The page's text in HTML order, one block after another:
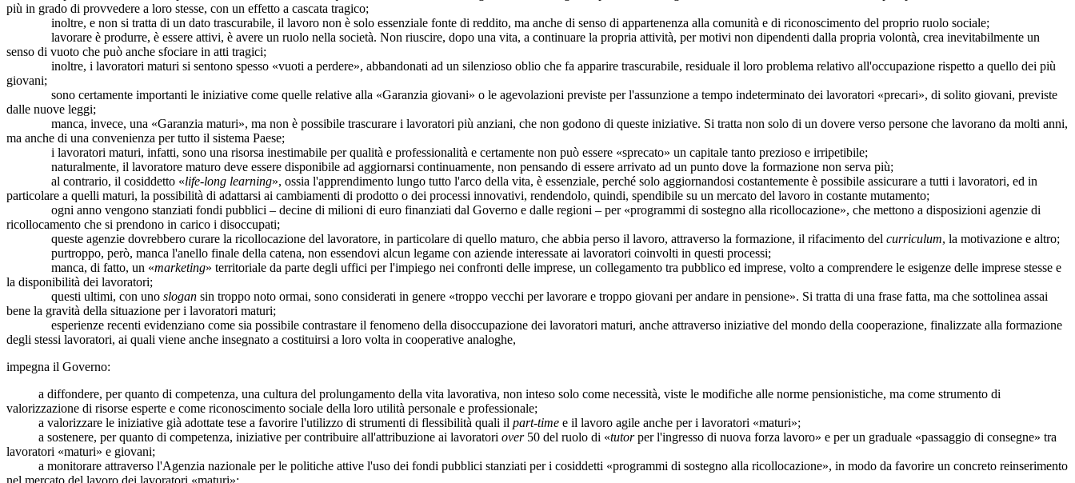
più in grado di provvedere a loro stesse, con un effetto a cascata tragico;
inoltre, e non si tratta di un dato trascurabile, il lavoro non è solo essenziale fonte di reddito, ma anche di senso di appartenenza alla comunità e di riconoscimento del proprio ruolo sociale;
lavorare è produrre, è essere attivi, è avere un ruolo nella società. Non riuscire, dopo una vita, a continuare la propria attività, per motivi non dipendenti dalla propria volontà, crea inevitabilmente un
senso di vuoto che può anche sfociare in atti tragici;
inoltre, i lavoratori maturi si sentono spesso «vuoti a perdere», abbandonati ad un silenzioso oblio che fa apparire trascurabile, residuale il loro problema relativo all'occupazione rispetto a quello dei più
giovani;
sono certamente importanti le iniziative come quelle relative alla «Garanzia giovani» o le agevolazioni previste per l'assunzione a tempo indeterminato dei lavoratori «precari», di solito giovani, previste
dalle nuove leggi;
manca, invece, una «Garanzia maturi», ma non è possibile trascurare i lavoratori più anziani, che non godono di queste iniziative. Si tratta non solo di un dovere verso persone che lavorano da molti anni,
ma anche di una convenienza per tutto il sistema Paese;
i lavoratori maturi, infatti, sono una risorsa inestimabile per qualità e professionalità e certamente non può essere «sprecato» un capitale tanto prezioso e irripetibile;
naturalmente, il lavoratore maturo deve essere disponibile ad aggiornarsi continuamente, non pensando di essere arrivato ad un punto dove la formazione non serva più;
al contrario, il cosiddetto «life-long learning», ossia l'apprendimento lungo tutto l'arco della vita, è essenziale, perché solo aggiornandosi costantemente è possibile assicurare a tutti i lavoratori, ed in
particolare a quelli maturi, la possibilità di adattarsi ai cambiamenti di prodotto o dei processi innovativi, rendendolo, quindi, spendibile su un mercato del lavoro in costante mutamento;
ogni anno vengono stanziati fondi pubblici – decine di milioni di euro finanziati dal Governo e dalle regioni – per «programmi di sostegno alla ricollocazione», che mettono a disposizioni agenzie di
ricollocamento che si prendono in carico i disoccupati;
queste agenzie dovrebbero curare la ricollocazione del lavoratore, in particolare di quello maturo, che abbia perso il lavoro, attraverso la formazione, il rifacimento del curriculum, la motivazione e altro;
purtroppo, però, manca l'anello finale della catena, non essendovi alcun legame con aziende interessate ai lavoratori coinvolti in questi processi;
manca, di fatto, un «marketing» territoriale da parte degli uffici per l'impiego nei confronti delle imprese, un collegamento tra pubblico ed imprese, volto a comprendere le esigenze delle imprese stesse e
la disponibilità dei lavoratori;
questi ultimi, con uno slogan sin troppo noto ormai, sono considerati in genere «troppo vecchi per lavorare e troppo giovani per andare in pensione». Si tratta di una frase fatta, ma che sottolinea assai
bene la gravità della situazione per i lavoratori maturi;
esperienze recenti evidenziano come sia possibile contrastare il fenomeno della disoccupazione dei lavoratori maturi, anche attraverso iniziative del mondo della cooperazione, finalizzate alla formazione
degli stessi lavoratori, ai quali viene anche insegnato a costituirsi a loro volta in cooperative analoghe,
impegna il Governo:
a diffondere, per quanto di competenza, una cultura del prolungamento della vita lavorativa, non inteso solo come necessità, viste le modifiche alle norme pensionistiche, ma come strumento di
valorizzazione di risorse esperte e come riconoscimento sociale della loro utilità personale e professionale;
a valorizzare le iniziative già adottate tese a favorire l'utilizzo di strumenti di flessibilità quali il part-time e il lavoro agile anche per i lavoratori «maturi»;
a sostenere, per quanto di competenza, iniziative per contribuire all'attribuzione ai lavoratori over50 del ruolo di «tutorper l'ingresso di nuova forza lavoro» e per un graduale «passaggio di consegne» tra
lavoratori «maturi» e giovani;
a monitorare attraverso l'Agenzia nazionale per le politiche attive l'uso dei fondi pubblici stanziati per i cosiddetti «programmi di sostegno alla ricollocazione», in modo da favorire un concreto reinserimento
nel mercato del lavoro dei lavoratori «maturi»;